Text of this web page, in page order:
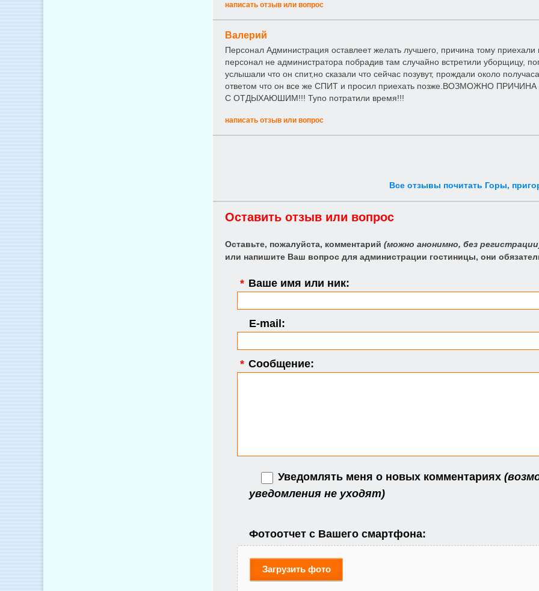
написать отзыв или вопрос
Валерий
Персонал Администрация оставлеет желать лучшего, причина тому
персонал не администратора побрадив там случайно встретили уборщицу,
услышали что он спит,но сказали что сейчас позувут, прождали около
ответом что он все же СПИТ и просил приехать позже.ВОЗМОЖНО
С ОТДЫХАЮШИМ!!! Тупо потратили время!!!
написать отзыв или вопрос
Все отзывы почитать Горы,
Оставить отзыв или вопрос
Оставьте, пожалуйста, комментарий (можно анонимно, без
или напишите Ваш вопрос для администрации гостиницы, они
* Ваше имя или ник:
E-mail:
* Сообщение:
Уведомлять меня о новых комментариях
уведомления не уходят)
Фотоотчет с Вашего смартфона:
Загрузить фото